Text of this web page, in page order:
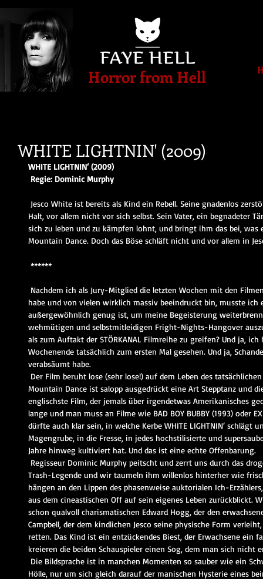
Horror from Hell
WHITE LIGHTNIN' (2009)
WHITE LIGHTNIN‘ (2009)
Regie: Dominic Murphy
Halt, vor allem nicht vor sich selbst. Sein Vater, ein begnadeter
sich zu leben und zu kämpfen lohnt, und bringt ihm das bei, was
Mountain Dance. Doch das Böse schläft nicht und vor allem in
******
habe und von vielen wirklich massiv beeindruckt bin, musste
außergewöhnlich genug ist, um meine Begeisterung
wehmütigen und selbstmitleidigen Fright-Nights-Hangover
als zum Auftakt der STÖRKANAL Filmreihe zu greifen? Und ja,
Wochenende tatsächlich zum ersten Mal gesehen. Und ja,
verabsäumt habe.
Mountain Dance ist salopp ausgedrückt eine Art Stepptanz und
englischste Film, der jemals über irgendetwas Amerikanisches
lange und man muss an Filme wie BAD BOY BUBBY (1993) oder
dürfte auch klar sein, in welche Kerbe WHITE LIGHTNIN‘ schlägt
Magengrube, in die Fresse, in jedes hochstilisierte und
Jahre hinweg kultiviert hat. Und das ist eine echte Offenbarung.
Trash-Legende und wir taumeln ihm willenlos hinterher wie
hängen an den Lippen des phasenweise auktorialen Ich-
aus dem cineastischen Off auf sein eigenes Leben zurückblickt.
schon qualvoll charismatischen Edward Hogg, der den
Campbell, der dem kindlichen Jesco seine physische Form
retten. Das Kind ist ein entzückendes Biest, der Erwachsene ein
kreieren die beiden Schauspieler einen Sog, dem man sich nicht
Hölle, nur um sich gleich darauf der manischen Hysterie eines